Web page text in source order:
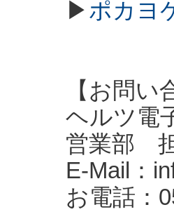
▶ポカヨ
【お問い
ヘルツ電
営業部
E-Mail：
お電話：